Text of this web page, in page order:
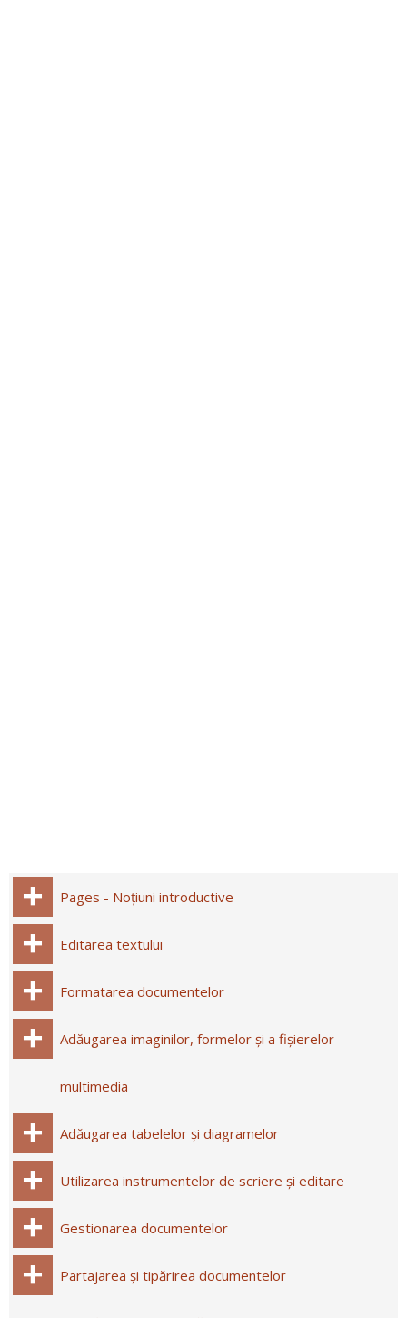
Pages - Noțiuni introductive
Editarea textului
Formatarea documentelor
Adăugarea imaginilor, formelor și a fișierelor
multimedia
Adăugarea tabelelor și diagramelor
Utilizarea instrumentelor de scriere și editare
Gestionarea documentelor
Partajarea și tipărirea documentelor